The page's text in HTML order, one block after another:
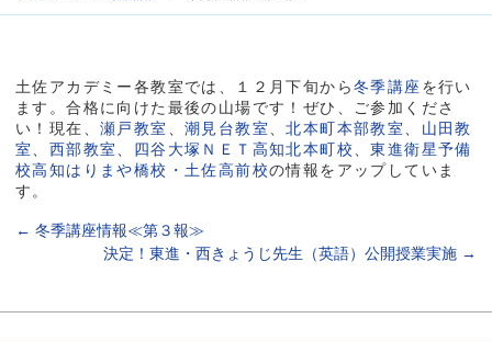
土佐アカデミー各教室では、１２月下旬から冬季講座 を行い
ます。合格に向けた最後の山場です！ぜひ、ご参加くださ
い！現在、 瀬戸教室 、潮見台教室 、北本町本部教室
山田教
室
西部教室 四谷大塚ＮＥＴ高知北本町校 、東進衛星予備
校高知はりまや橋校・土佐高前校の情報をアップしていま
す。
← 冬季講座情報≪第３報≫
決定！東進・西きょうじ先生（英語）公開授業実施 →